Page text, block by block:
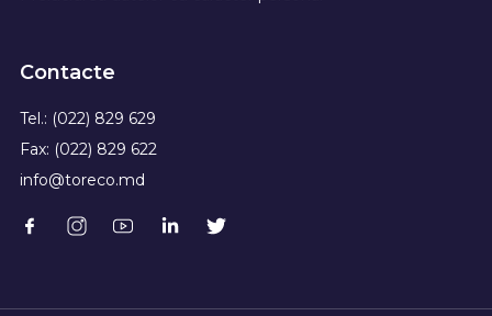
Contacte
Tel.: (022) 829 629
Fax: (022) 829 622
info@toreco.md